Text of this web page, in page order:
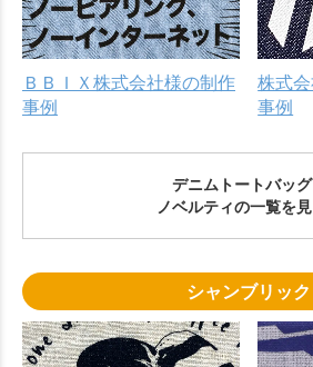
ＢＢＩＸ株式会社様の制作
事例
株式
事例
デニムトートバッグ
ノベルティの一覧を
シャンブリック